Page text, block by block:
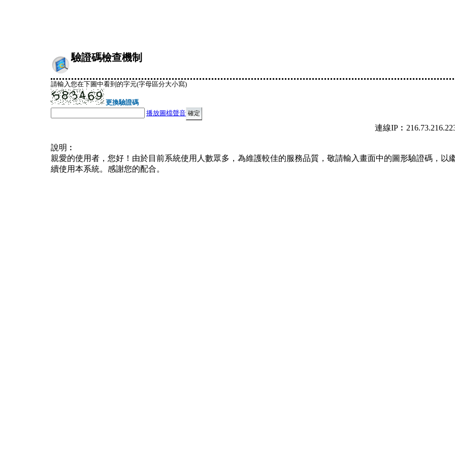
驗證碼檢查機制
請輸入您在下圖中看到的字元(字母區分大小寫)
更換驗證碼
播放圖檔聲音
連線
說明︰
親愛的使用者，您好！由於目前系統使用人數眾多，為維護較佳的服務品質，敬請輸入畫面中的圖形驗證碼，以
續使用本系統。感謝您的配合。